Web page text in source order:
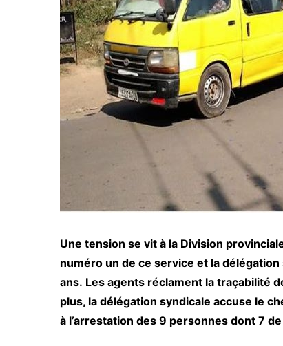
Une tension se vit à la Division
numéro un de ce service et la
ans. Les agents réclament la traçabilité
plus, la délégation syndicale accuse le
à l’arrestation des 9 personnes dont 7